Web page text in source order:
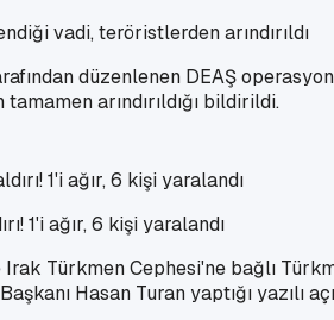
vadi, teröristlerden arındırıldı
düzenlenen DEAŞ
arındırıldığı bildirildi.
1'i ağır, 6 kişi yaralandı
Türkmen Cephesi'ne bağlı
Hasan Turan yaptığı yazılı